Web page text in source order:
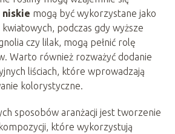
niskie mogą być wykorzystane jako
podczas gdy wyższe
czy lilak, mogą pełnić rolę
Warto również rozważyć dodanie
liściach, które wprowadzają
kolorystyczne.
sposobów aranżacji jest tworzenie
które wykorzystują